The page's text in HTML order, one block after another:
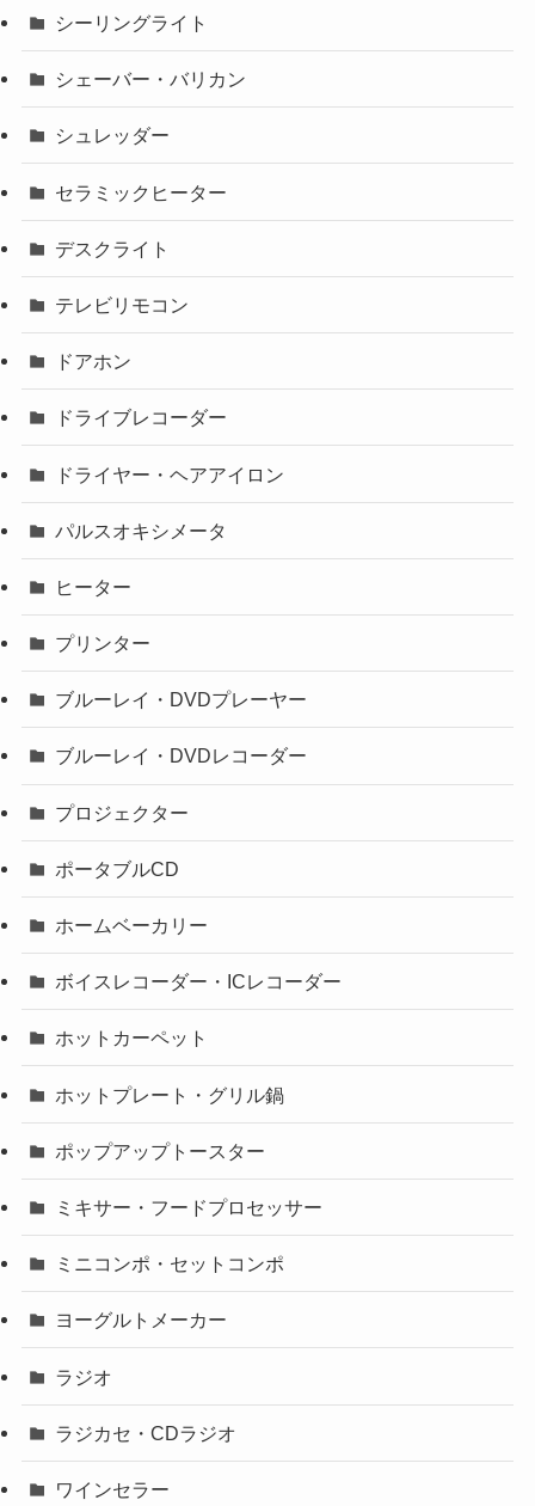
シーリングライト
シェーバー・バリカン
シュレッダー
セラミックヒーター
デスクライト
テレビリモコン
ドアホン
ドライブレコーダー
ドライヤー・ヘアアイロン
パルスオキシメータ
ヒーター
プリンター
ブルーレイ・DVDプレーヤー
ブルーレイ・DVDレコーダー
プロジェクター
ポータブルCD
ホームベーカリー
ボイスレコーダー・ICレコーダー
ホットカーペット
ホットプレート・グリル鍋
ポップアップトースター
ミキサー・フードプロセッサー
ミニコンポ・セットコンポ
ヨーグルトメーカー
ラジオ
ラジカセ・CDラジオ
ワインセラー